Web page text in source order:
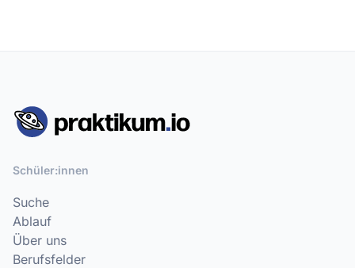
Schüler:innen
Suche
Ablauf
Über uns
Berufsfelder